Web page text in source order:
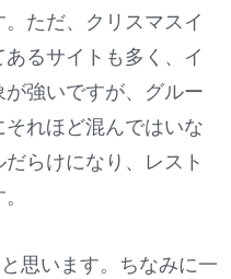
ただ、クリスマスイ
るサイトも多く、イ
強いですが、グルー
れほど混んではいな
らけになり、レスト
思います。ちなみに一